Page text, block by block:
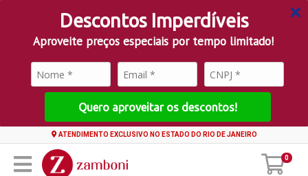
Descontos Imperdíveis
Aproveite preços especiais por tempo limitado!
Quero aproveitar os descontos!
ATENDIMENTO EXCLUSIVO NO ESTADO DO RIO DE JANEIRO
0